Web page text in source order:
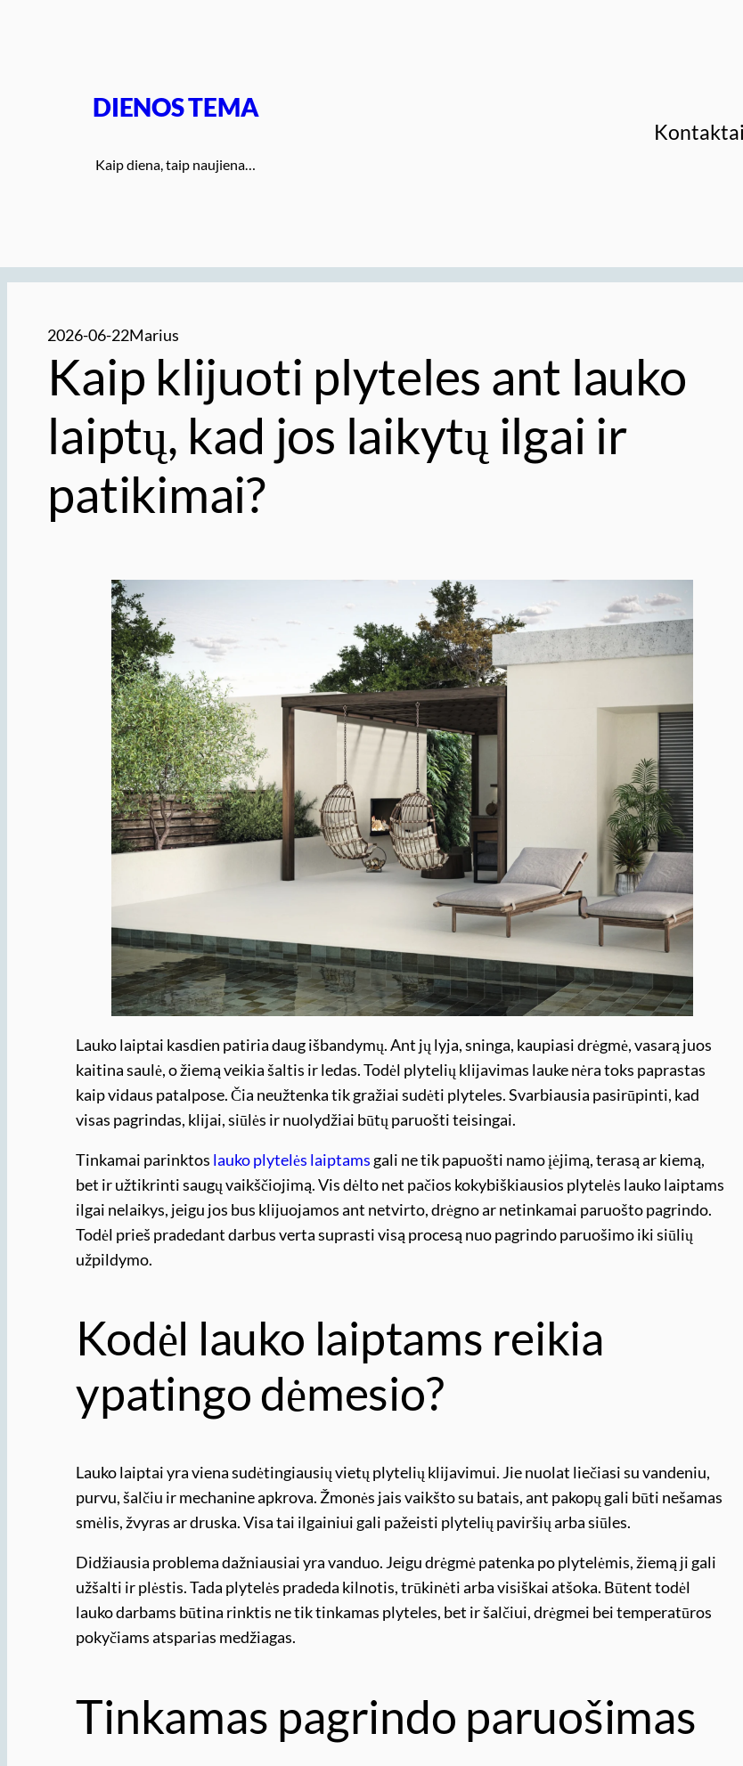
DIENOS TEMA
Kaip diena, taip naujiena…
Kontaktai
2026-06-22Marius
Kaip klijuoti plyteles ant lauko
laiptų, kad jos laikytų ilgai ir
patikimai?
Lauko laiptai kasdien patiria daug išbandymų. Ant jų lyja, sninga, kaupiasi drėgmė, vasarą juos
kaitina saulė, o žiemą veikia šaltis ir ledas. Todėl plytelių klijavimas lauke nėra toks paprastas
kaip vidaus patalpose. Čia neužtenka tik gražiai sudėti plyteles. Svarbiausia pasirūpinti, kad
visas pagrindas, klijai, siūlės ir nuolydžiai būtų paruošti teisingai.
Tinkamai parinktos lauko plytelės laiptams gali ne tik papuošti namo įėjimą, terasą ar kiemą,
bet ir užtikrinti saugų vaikščiojimą. Vis dėlto net pačios kokybiškiausios plytelės lauko laiptams
ilgai nelaikys, jeigu jos bus klijuojamos ant netvirto, drėgno ar netinkamai paruošto pagrindo.
Todėl prieš pradedant darbus verta suprasti visą procesą nuo pagrindo paruošimo iki siūlių
užpildymo.
Kodėl lauko laiptams reikia
ypatingo dėmesio?
Lauko laiptai yra viena sudėtingiausių vietų plytelių klijavimui. Jie nuolat liečiasi su vandeniu,
purvu, šalčiu ir mechanine apkrova. Žmonės jais vaikšto su batais, ant pakopų gali būti nešamas
smėlis, žvyras ar druska. Visa tai ilgainiui gali pažeisti plytelių paviršių arba siūles.
Didžiausia problema dažniausiai yra vanduo. Jeigu drėgmė patenka po plytelėmis, žiemą ji gali
užšalti ir plėstis. Tada plytelės pradeda kilnotis, trūkinėti arba visiškai atšoka. Būtent todėl
lauko darbams būtina rinktis ne tik tinkamas plyteles, bet ir šalčiui, drėgmei bei temperatūros
pokyčiams atsparias medžiagas.
Tinkamas pagrindo paruošimas